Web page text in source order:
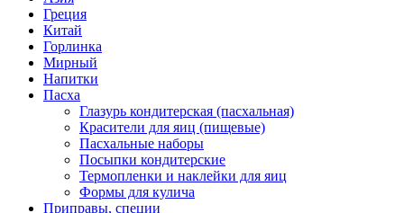
Греция
Китай
Горлинка
Мирный
Напитки
Пасха
Глазурь кондитерская (пасхальная)
Красители для яиц (пищевые)
Пасхальные наборы
Посыпки кондитерские
Термопленки и наклейки для яиц
Формы для кулича
Приправы, специи